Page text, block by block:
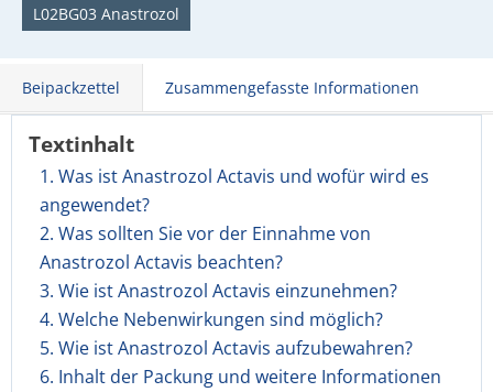
L02BG03 Anastrozol
Beipackzettel Zusammengefasste Informationen
Textinhalt
1. Was ist Anastrozol Actavis und wofür wird es
angewendet?
2. Was sollten Sie vor der Einnahme von
Anastrozol Actavis beachten?
3. Wie ist Anastrozol Actavis einzunehmen?
4. Welche Nebenwirkungen sind möglich?
5. Wie ist Anastrozol Actavis aufzubewahren?
6. Inhalt der Packung und weitere Informationen